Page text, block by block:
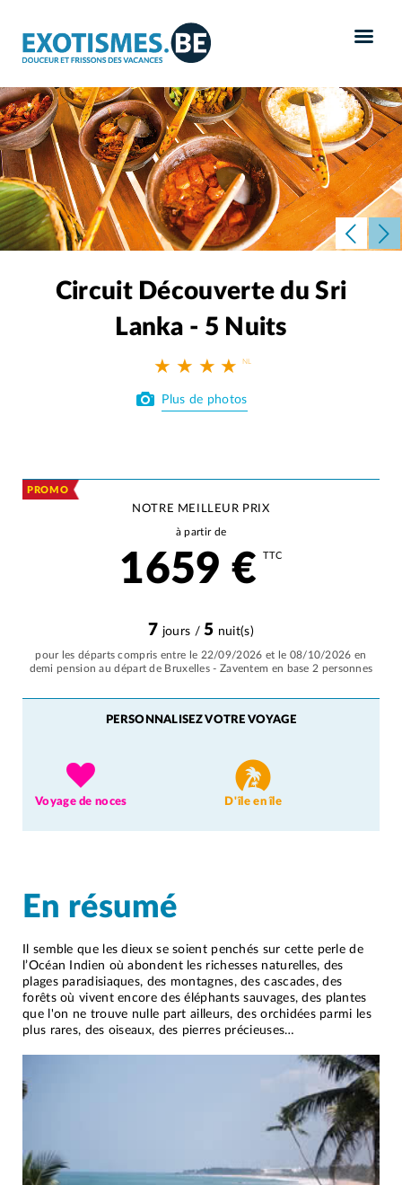
Circuit Découverte du Sri
Lanka - 5 Nuits
★ ★ ★ ★
Plus de photos
PROMO
NOTRE MEILLEUR PRIX
à partir de
1659 € TTC
7 jours /5 nuit(s)
pour les départs compris entre le 22/09/2026 et le 08/10/2026 en
demi pension au départ de Bruxelles - Zaventem en base 2 personnes
PERSONNALISEZ VOTRE VOYAGE
Voyage de noces D'île en île
En résumé
Il semble que les dieux se soient penchés sur cette perle de
l’Océan Indien où abondent les richesses naturelles, des
plages paradisiaques, des montagnes, des cascades, des
forêts où vivent encore des éléphants sauvages, des plantes
que l'on ne trouve nulle part ailleurs, des orchidées parmi les
plus rares, des oiseaux, des pierres précieuses…